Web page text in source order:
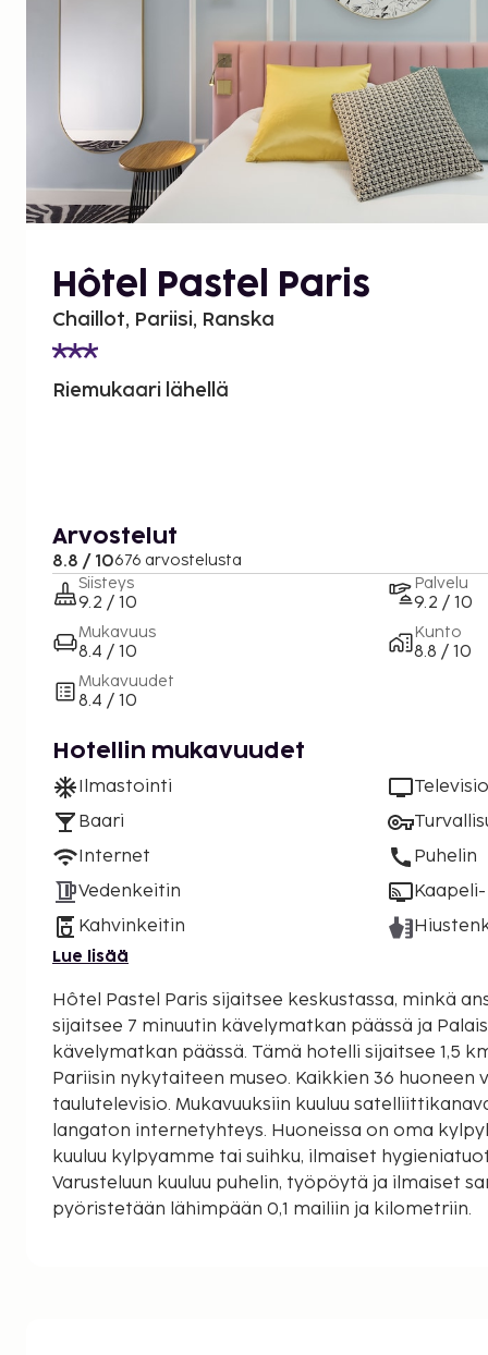
Hôtel Pastel Paris
Chaillot, Pariisi, Ranska
Riemukaari lähellä
Arvostelut
8.8 / 10676 arvostelusta
Siisteys
9.2 / 10
Mukavuus
8.4 / 10
Mukavuudet
8.4 / 10
Palvelu
9.2 / 10
Kunto
8.8 / 10
Hotellin mukavuudet
Ilmastointi
Baari
Internet
Vedenkeitin
Kahvinkeitin
Televisio
Puhelin
Lue lisää
Hôtel Pastel Paris sijaitsee keskustassa, minkä
sijaitsee 7 minuutin kävelymatkan päässä ja
kävelymatkan päässä. Tämä hotelli sijaitsee 1,5 km:n päässä kohteesta
Pariisin nykytaiteen museo. Kaikkien 36 huoneen
taulutelevisio. Mukavuuksiin kuuluu
langaton internetyhteys. Huoneissa on oma
kuuluu kylpyamme tai suihku, ilmaiset
Varusteluun kuuluu puhelin, työpöytä ja ilmaiset
pyöristetään lähimpään 0,1 mailiin ja kilometriin.